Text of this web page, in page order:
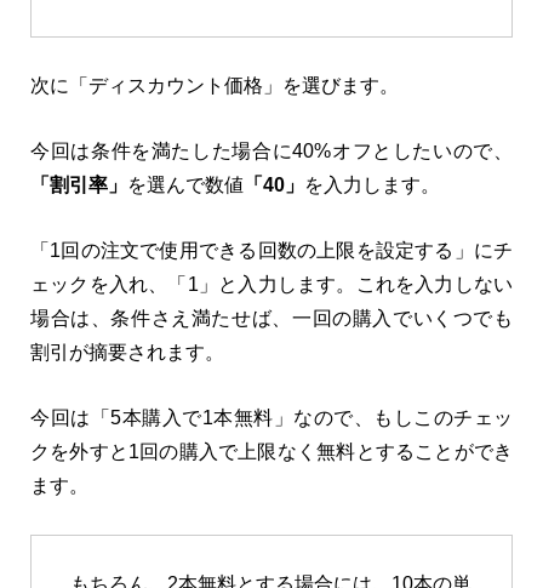
次に「ディスカウント価格」を選びます。
今回は条件を満たした場合に40%オフとしたいので、
「割引率」 を選んで数値 「40」 を入力します。
「1回の注文で使用できる回数の上限を設定する」にチ
ェックを入れ、「1」と入力します。これを入力しない
場合は、条件さえ満たせば、一回の購入でいくつでも
割引が摘要されます。
今回は「5本購入で1本無料」なので、もしこのチェッ
クを外すと1回の購入で上限なく無料とすることができ
ます。
もちろん、2本無料とする場合には、10本の単